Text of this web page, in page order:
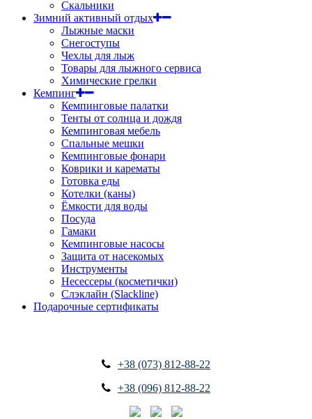
Скальники
Зимний активный отдых
Лыжные маски
Снегоступы
Чехлы для лыж
Товары для лыжного сервиса
Химические грелки
Кемпинг
Кемпинговые палатки
Тенты от солнца и дождя
Кемпинговая мебель
Спальные мешки
Кемпинговые фонари
Коврики и карематы
Готовка еды
Котелки (каны)
Ёмкости для воды
Посуда
Гамаки
Кемпинговые насосы
Защита от насекомых
Инструменты
Несессеры (косметички)
Слэклайн (Slackline)
Подарочные сертификаты
+38 (073) 812-88-22
+38 (096) 812-88-22